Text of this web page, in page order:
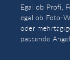
Egal ob Profi,
egal ob Foto-
oder
passende